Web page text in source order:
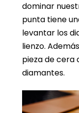
dominar
punta tiene
levantar los
lienzo.
pieza de cera
diamantes.